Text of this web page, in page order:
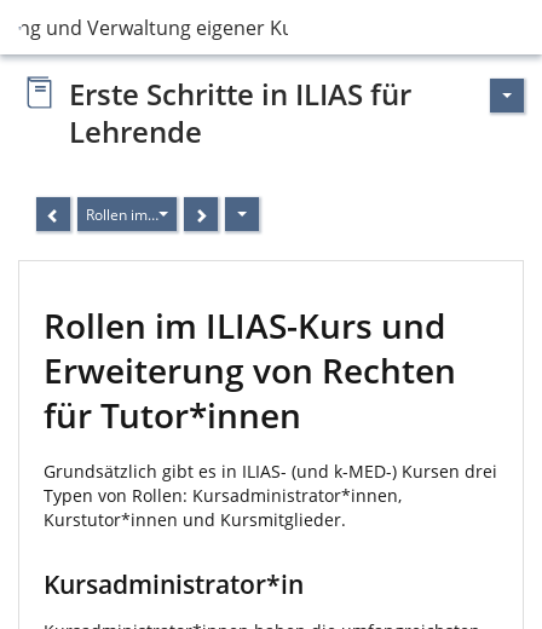
und Verwaltung eigener Kurse in ILIAS
Erste Schritte in ILIAS für
Lehrende
Rollen im ILIAS-Kurs und Erweiterung von Rechten für Tutor*innen
Rollen im ILIAS-Kurs und
Erweiterung von Rechten
für Tutor*innen
Grundsätzlich gibt es in ILIAS- (und k-MED-) Kursen drei
Typen von Rollen: Kursadministrator*innen,
Kurstutor*innen und Kursmitglieder.
Kursadministrator*in